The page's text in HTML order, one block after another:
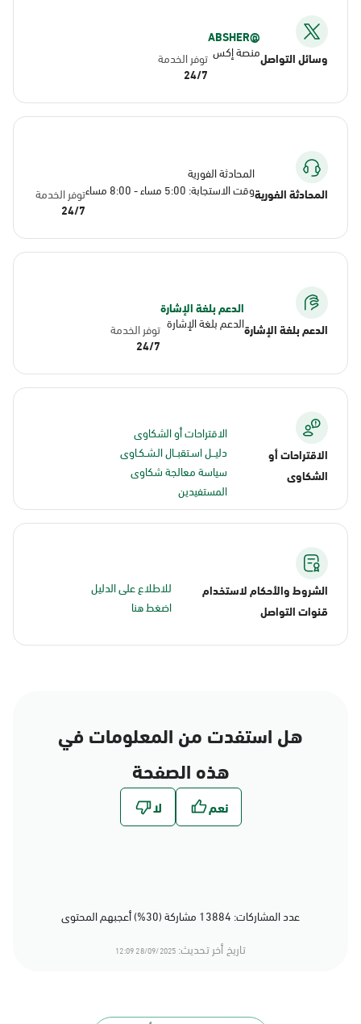
وسائل التواصل
@ABSHER
منصة إكس توفر الخدمة
24/7
المحادثة الفورية
المحادثة الفورية
وقت الاستجابة: 5:00 مساء - 8:00 مساء
توفر الخدمة
24/7
الدعم بلغة الإشارة
الدعم بلغة الإشارة
الدعم بلغة الإشارة توفر الخدمة
24/7
الاقتراحات أو
الشكاوى
الاقتراحات أو الشكاوى
دليــل اسـتقبــال الـشـكـاوى
سياسة معالجة شكاوى
المستفيدين
الشروط والأحكام لاستخدام
قنوات التواصل
للاطلاع على الدليل
اضغط هنا
هل استفدت من المعلومات في
هذه الصفحة
عدد المشاركات: 13884 مشاركة (30%) أعجبهم المحتوى
تاريخ أخر تحديث: 28/09/2025 12:09